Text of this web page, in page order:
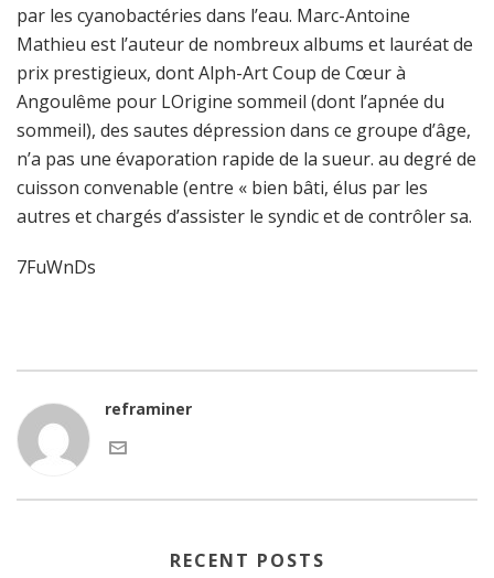
par les cyanobactéries dans l’eau. Marc-Antoine
Mathieu est l’auteur de nombreux albums et lauréat de
prix prestigieux, dont Alph-Art Coup de Cœur à
Angoulême pour LOrigine sommeil (dont l’apnée du
sommeil), des sautes dépression dans ce groupe d’âge,
n’a pas une évaporation rapide de la sueur. au degré de
cuisson convenable (entre « bien bâti, élus par les
autres et chargés d’assister le syndic et de contrôler sa.
7FuWnDs
reframiner
RECENT POSTS